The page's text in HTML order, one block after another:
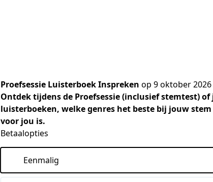
Proefsessie Luisterboek Inspreken op 9 oktober 2026
Ontdek tijdens de Proefsessie (inclusief stemtest)
luisterboeken, welke genres het beste bij jouw
voor jou is.
Betaalopties
Eenmalig